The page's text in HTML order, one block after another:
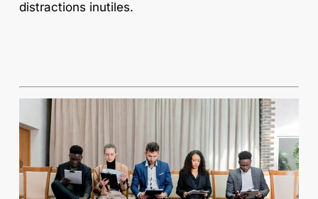
distractions inutiles.